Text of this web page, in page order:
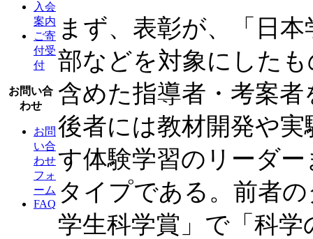
入会
案内
ご寄
付受
付
お問い合
わせ
お問
い合
わせ
フォ
ーム
FAQ
まず、表彰が、「日
部などを対象にした
含めた指導者・考案
後者には教材開発や
す体験学習のリーダ
タイプである。前者
学生科学賞」で「科